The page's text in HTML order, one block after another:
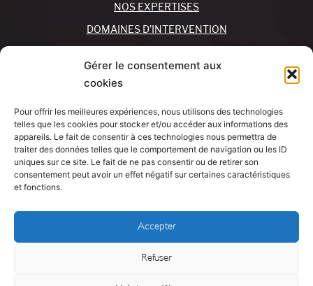
Gérer le consentement aux
cookies
Pour offrir les meilleures expériences, nous utilisons des technologies
telles que les cookies pour stocker et/ou accéder aux informations des
appareils. Le fait de consentir à ces technologies nous permettra de
traiter des données telles que le comportement de navigation ou les ID
uniques sur ce site. Le fait de ne pas consentir ou de retirer son
consentement peut avoir un effet négatif sur certaines caractéristiques
et fonctions.
Accepter
Refuser
NOS EXPERTISES
DOMAINES D’INTERVENTION
REJOIGNEZ-NOUS !
MON COMPTE
SUIVEZ-NOUS !
Mentions légales
Politique de cookies
J’AI UN
PROJET